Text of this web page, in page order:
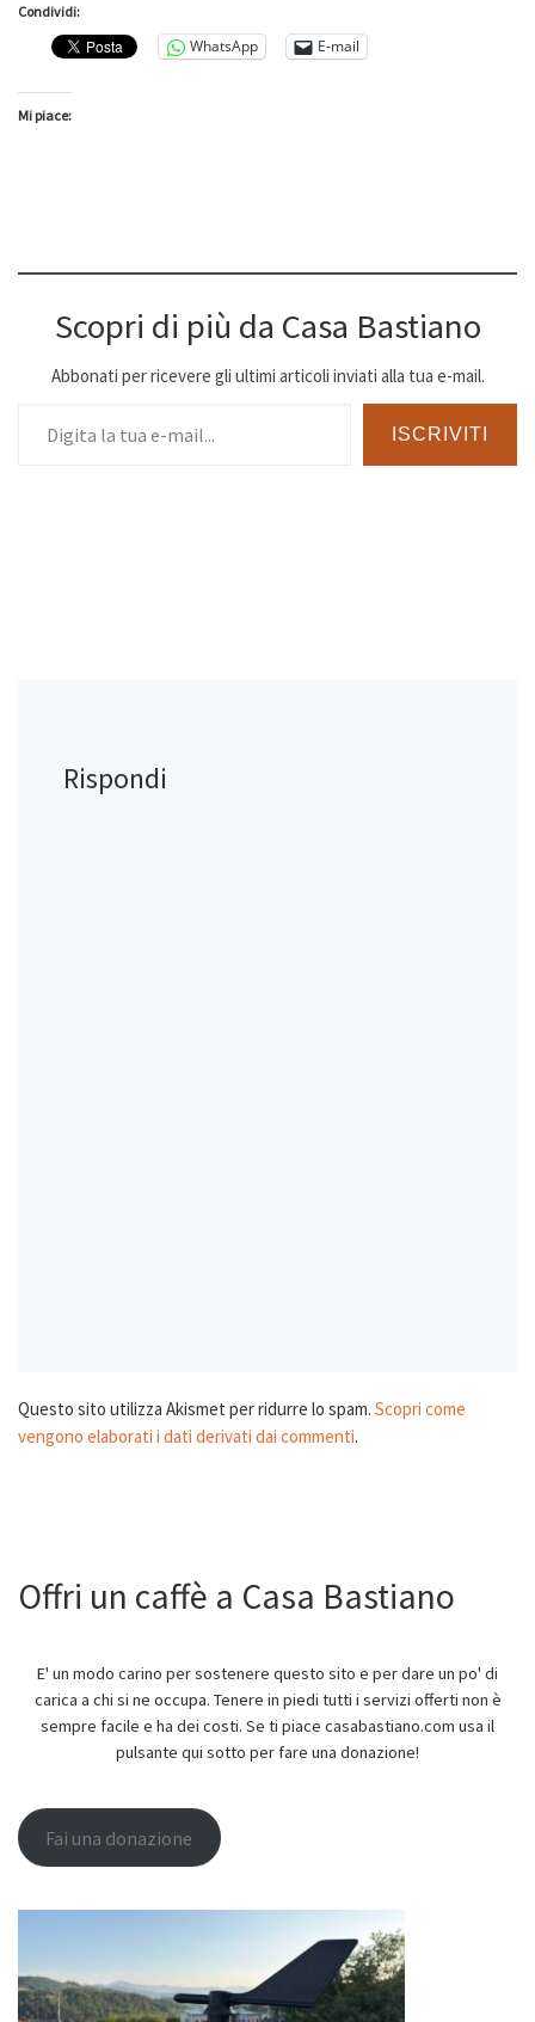
Condividi:
WhatsApp E-mail
Mi piace:
Scopri di più da Casa Bastiano
Abbonati per ricevere gli ultimi articoli inviati alla tua e-mail.
ISCRIVITI
Rispondi
Questo sito utilizza Akismet per ridurre lo spam. Scopri come
vengono elaborati i dati derivati dai commenti.
Offri un caffè a Casa Bastiano
E' un modo carino per sostenere questo sito e per dare un po' di
carica a chi si ne occupa. Tenere in piedi tutti i servizi offerti non è
sempre facile e ha dei costi. Se ti piace casabastiano.com usa il
pulsante qui sotto per fare una donazione!
Fai una donazione